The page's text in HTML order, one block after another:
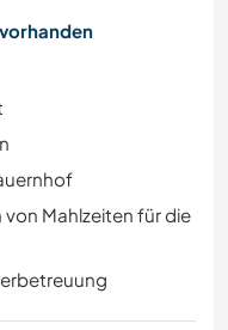
Mahlzeiten für die